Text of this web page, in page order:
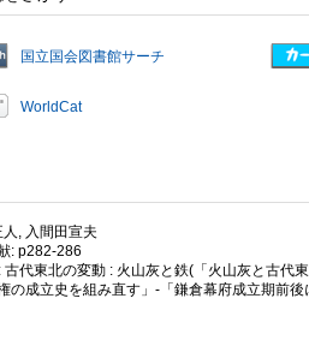
国立国会図書館サーチ
WorldCat
, 入間田宣夫
: p282-286
古代東北の変動 : 火山灰と鉄(「火山灰と古代
の成立史を組み直す」-「鎌倉幕府成立期前